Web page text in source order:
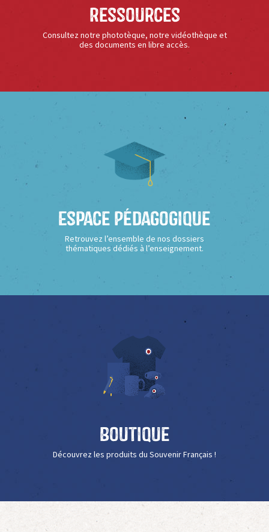
Ressources
Consultez notre phototèque, notre vidéothèque et
des documents en libre accès.
Espace Pédagogique
Retrouvez l’ensemble de nos dossiers
thématiques dédiés à l’enseignement.
Boutique
Découvrez les produits du Souvenir Français !